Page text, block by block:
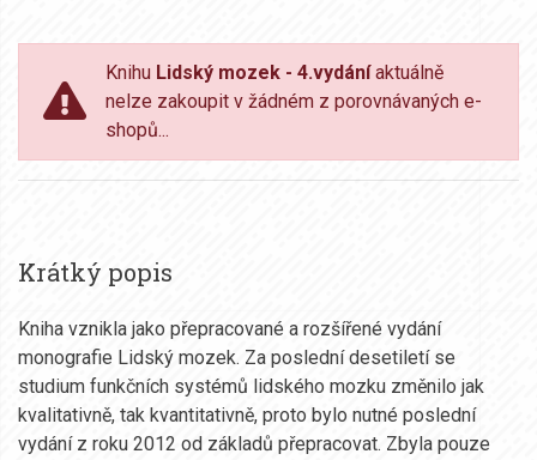
Knihu Lidský mozek - 4.vydáníaktuálně
nelze zakoupit v žádném z porovnávaných e-
shopů...
Krátký popis
Kniha vznikla jako přepracované a rozšířené vydání
monografie Lidský mozek. Za poslední desetiletí se
studium funkčních systémů lidského mozku změnilo jak
kvalitativně, tak kvantitativně, proto bylo nutné poslední
vydání z roku 2012 od základů přepracovat. Zbyla pouze